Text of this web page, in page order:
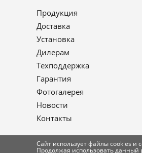
Продукция
Доставка
Установка
Дилерам
Техподдержка
Гарантия
Фотогалерея
Новости
Контакты
Сайт использует файлы cookies и
Продолжая использовать данный